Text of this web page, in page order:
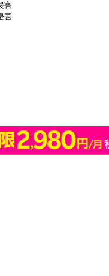
害
害